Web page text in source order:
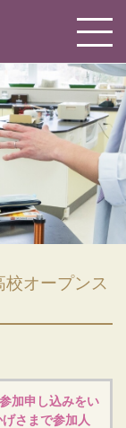
校オープンス
加申し込みをい
さまで参加人